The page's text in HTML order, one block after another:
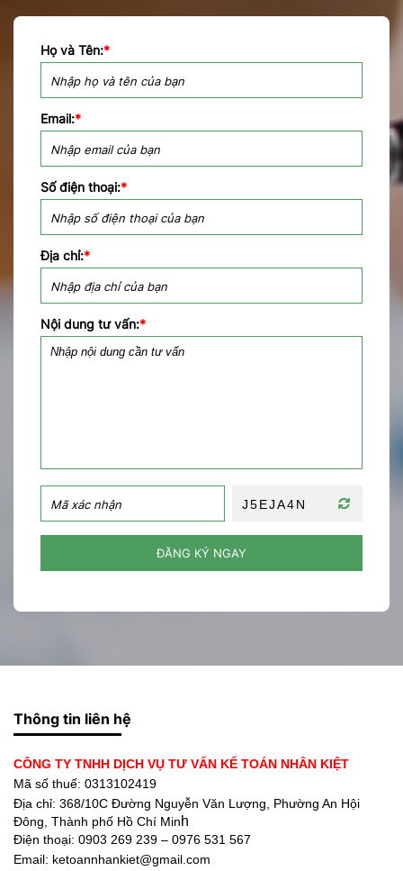
Họ và Tên:*
Email:*
Số điện thoại:*
Địa chỉ:*
Nội dung tư vấn:*
ĐĂNG KÝ NGAY
Thông tin liên hệ
CÔNG TY TNHH DỊCH VỤ TƯ VẤN KẾ TOÁN NHÂN KIỆT
Mã số thuế: 0313102419
Địa chỉ: 368/10C Đường Nguyễn Văn Lượng, Phường An Hội
Đông, Thành phố Hồ Chí Minh
Điện thoại: 0903 269 239 – 0976 531 567
Email: ketoannhankiet@gmail.com